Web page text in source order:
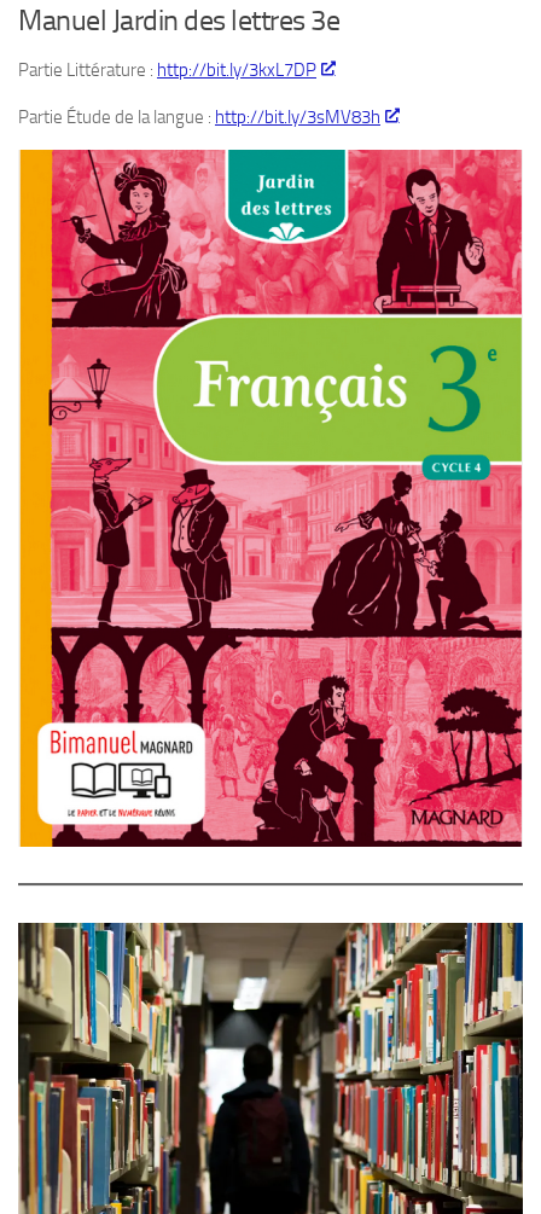
Manuel Jardin des lettres 3e
Partie Littérature : http://bit.ly/3kxL7DP
Partie Étude de la langue : http://bit.ly/3sMV83h